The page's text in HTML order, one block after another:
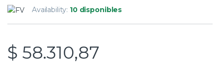
Availability: 10 disponibles
$ 58.310,87